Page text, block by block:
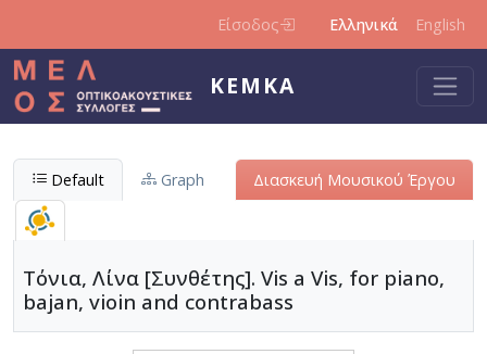
Είσοδος Ελληνικά English
ΚΕΜΚΑ
Default Graph Διασκευή Μουσικού Έργου
Τόνια, Λίνα [Συνθέτης]. Vis a Vis, for piano,
bajan, vioin and contrabass